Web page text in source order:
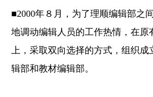
■2000年８月，为了理顺编辑部之
地调动编辑人员的工作热情，在原
上，采取双向选择的方式，组织成
辑部和教材编辑部。